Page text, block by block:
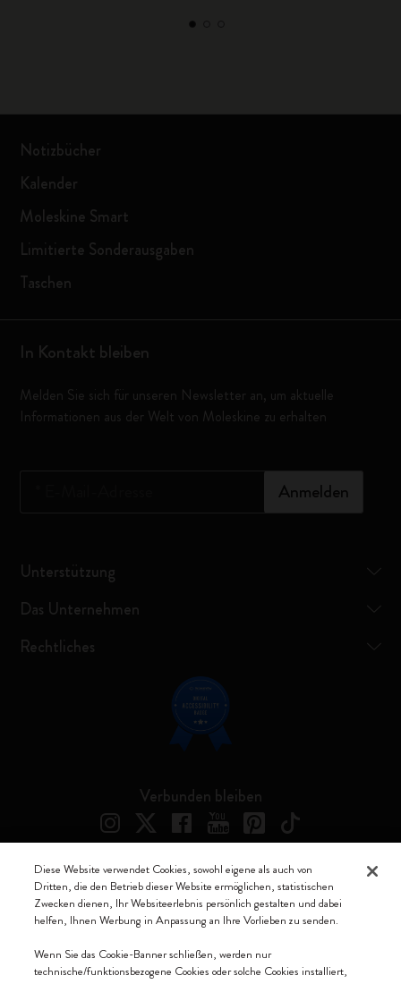
Notizbücher
Kalender
Moleskine Smart
Limitierte Sonderausgaben
Taschen
In Kontakt bleiben
Melden Sie sich für unseren Newsletter an, um aktuelle
Informationen aus der Welt von Moleskine zu erhalten
Anmelden
Unterstützung
Das Unternehmen
Rechtliches
Verbunden bleiben
Moleskine ® ist ein eingetragenes Warenzeichen von Moleskine Srl a
socio unico
Italia - P. IVA / CCIAA n. 07234480965 - REA MI 1945400 - Cap.
Soc. €2.181.513,42
Diese Website verwendet Cookies, sowohl eigene als auch von
Dritten, die den Betrieb dieser Website ermöglichen, statistischen
Zwecken dienen, Ihr Websiteerlebnis persönlich gestalten und dabei
helfen, Ihnen Werbung in Anpassung an Ihre Vorlieben zu senden.
Wenn Sie das Cookie-Banner schließen, werden nur
technische/funktionsbezogene Cookies oder solche Cookies installiert,